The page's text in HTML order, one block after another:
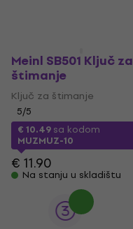
Meinl SB501 Ključ za
štimanje
Ključ za štimanje
5/5
€ 10.49sa kodom
MUZMUZ-10
€ 11.90
Na stanju u skladištu